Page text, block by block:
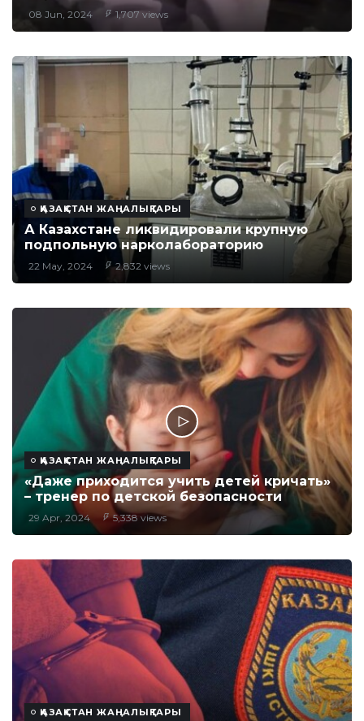
08 Jun, 2024 1,707 views
ҚАЗАҚСТАН ЖАҢАЛЫҚТАРЫ
А Казахстане ликвидировали крупную
подпольную нарколабораторию
22 May, 2024 2,832 views
ҚАЗАҚСТАН ЖАҢАЛЫҚТАРЫ
«Даже приходится учить детей кричать»
– тренер по детской безопасности
29 Apr, 2024 5,338 views
ҚАЗАҚСТАН ЖАҢАЛЫҚТАРЫ